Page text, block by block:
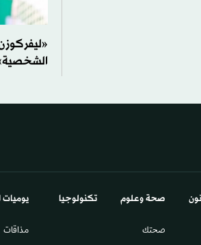
صحة وعلوم
صحتك
تكنولوجيا
مذاقات